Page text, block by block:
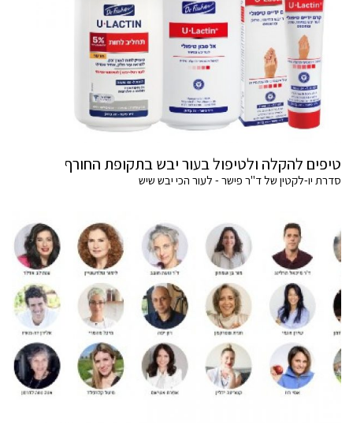
טיפים להקלה ולטיפול בעור יבש בתקופת החורף
סדרת יו-לקטין של ד"ר פישר - לעור הכי יבש שיש